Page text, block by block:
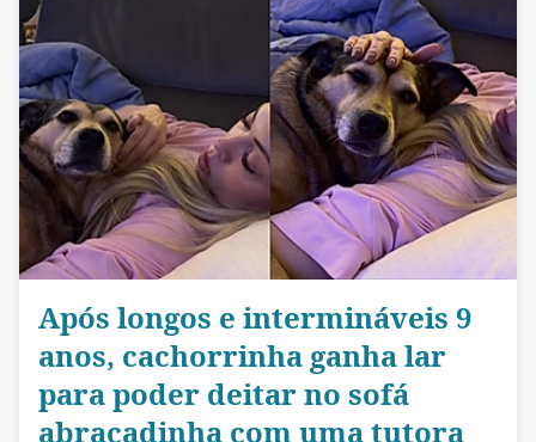
Após longos e intermináveis 9
anos, cachorrinha ganha lar
para poder deitar no sofá
abraçadinha com uma tutora